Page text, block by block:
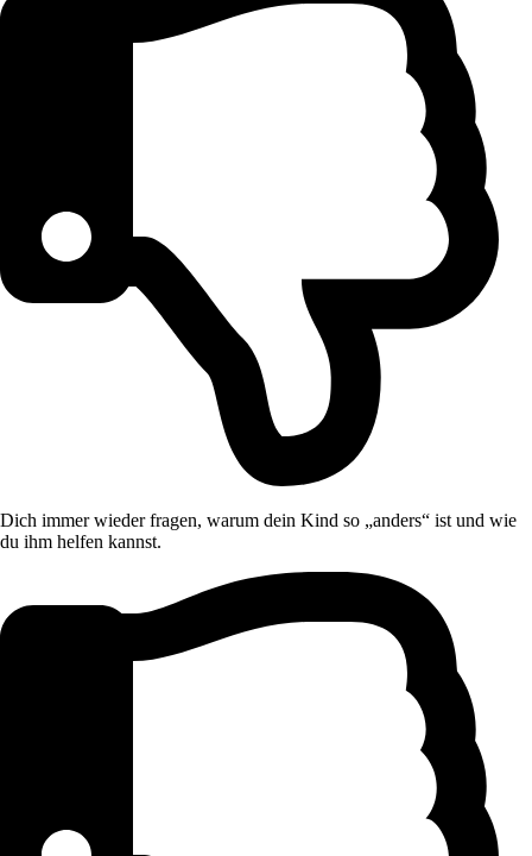
Dich immer wieder fragen, warum dein Kind so „anders“ ist und wie
du ihm helfen kannst.